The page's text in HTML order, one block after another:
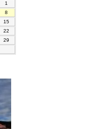
1
8
15
22
29